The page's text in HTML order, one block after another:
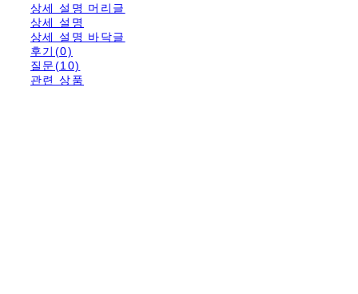
상세 설명 머리글
상세 설명
상세 설명 바닥글
후기(0)
질문(10)
관련 상품